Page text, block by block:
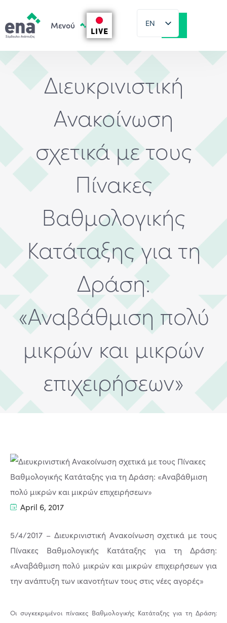
LIVE
EN
EL
Διευκρινιστική
Ανακοίνωση
σχετικά με τους
Πίνακες
Βαθμολογικής
Κατάταξης για τη
Δράση:
«Αναβάθμιση πολύ
μικρών και μικρών
επιχειρήσεων»
April 6, 2017
5/4/2017 – Διευκρινιστική Ανακοίνωση σχετικά με τους
Πίνακες Βαθμολογικής Κατάταξης για τη Δράση:
«Αναβάθμιση πολύ μικρών και μικρών επιχειρήσεων για
την ανάπτυξη των ικανοτήτων τους στις νέες αγορές»
Οι συγκεκριμένοι πίνακες Βαθμολογικής Κατάταξης για τη Δράση: